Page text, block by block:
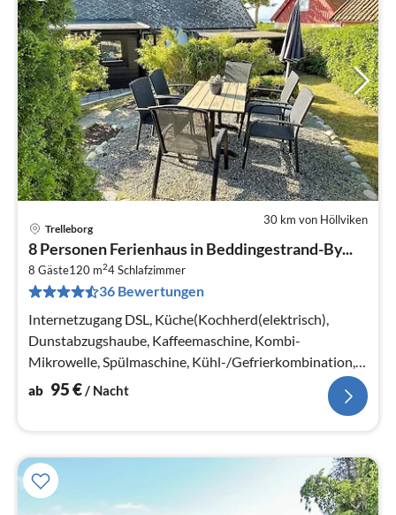
30 km von Höllviken
Trelleborg
8 Personen Ferienhaus in Beddingestrand-By...
8 Gäste120 m24Schlafzimmer
36 Bewertungen
Internetzugang DSL, Küche(Kochherd(elektrisch),
Dunstabzugshaube, Kaffeemaschine, Kombi-
Mikrowelle, Spülmaschine, Kühl-/Gefrierkombination,
Hochstuhl)
ab 95€/ Nacht